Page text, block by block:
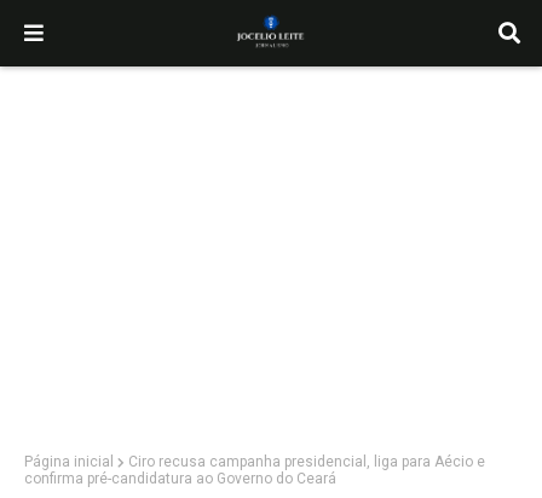
Página inicial
Ciro recusa campanha presidencial, liga para Aécio e
confirma pré-candidatura ao Governo do Ceará